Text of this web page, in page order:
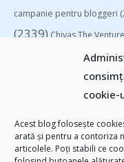
cookie-
Acest blog folosește
arată și pentru a contoriza
articolele. Poți stabili ce
campanie pentru bloggeri
(2339)Chivas The Venture
Despre cartile pe
federatia romana de rugby
(41)romania(45)rugby(29)
(112) TIFF(30) top 10(36)
vodafone (51)